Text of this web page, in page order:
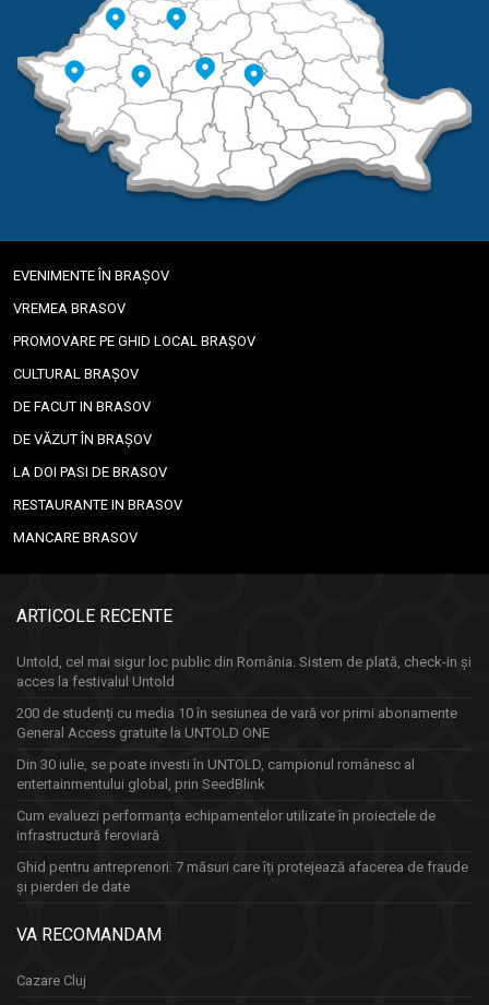
EVENIMENTE ÎN BRAȘOV
VREMEA BRASOV
PROMOVARE PE GHID LOCAL BRAȘOV
CULTURAL BRAȘOV
DE FACUT IN BRASOV
DE VĂZUT ÎN BRAȘOV
LA DOI PASI DE BRASOV
RESTAURANTE IN BRASOV
MANCARE BRASOV
ARTICOLE RECENTE
Untold, cel mai sigur loc public din România. Sistem de plată, check-in și
acces la festivalul Untold
200 de studenți cu media 10 în sesiunea de vară vor primi abonamente
General Access gratuite la UNTOLD ONE
Din 30 iulie, se poate investi în UNTOLD, campionul românesc al
entertainmentului global, prin SeedBlink
Cum evaluezi performanța echipamentelor utilizate în proiectele de
infrastructură feroviară
Ghid pentru antreprenori: 7 măsuri care îți protejează afacerea de fraude
și pierderi de date
VA RECOMANDAM
Cazare Cluj